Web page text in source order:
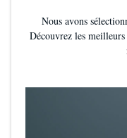
Nous avons
Découvrez les